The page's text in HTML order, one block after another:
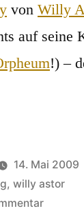
von Willy
auf seine
!) –
14. Mai 2009
, willy astor
zu